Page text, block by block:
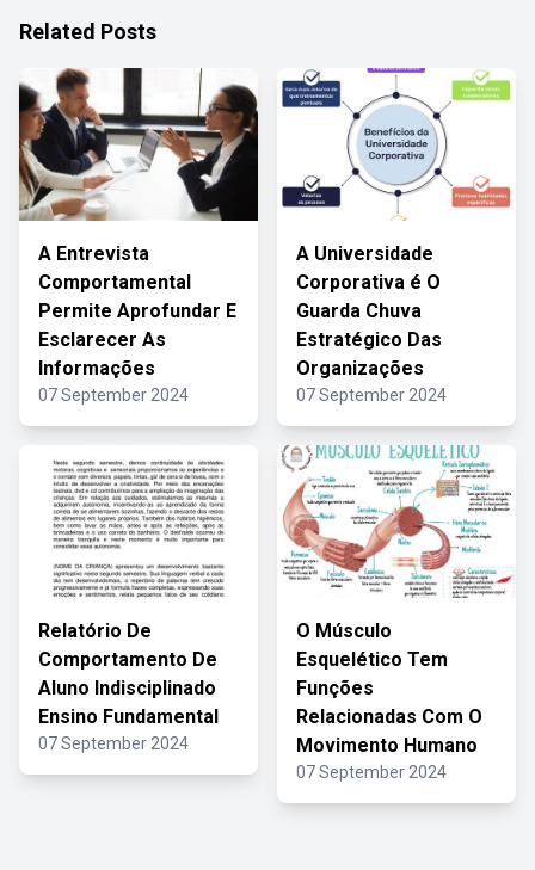
Related Posts
A Entrevista
Comportamental
Permite Aprofundar E
Esclarecer As
Informações
07 September 2024
A Universidade
Corporativa é O
Guarda Chuva
Estratégico Das
Organizações
07 September 2024
Relatório De
Comportamento De
Aluno Indisciplinado
Ensino Fundamental
07 September 2024
O Músculo
Esquelético Tem
Funções
Relacionadas Com O
Movimento Humano
07 September 2024